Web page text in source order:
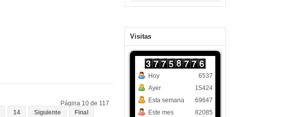
Página 10 de 117
14 Siguiente Final
Visitas
Hoy
Ayer
Esta semana
Este mes
6537
15424
69647
82085